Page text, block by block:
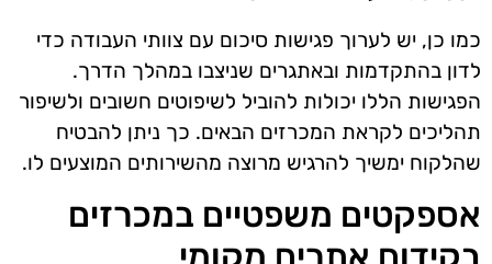
כמו כן, יש לערוך פגישות סיכום עם צוותי העבודה כדי
לדון בהתקדמות ובאתגרים שניצבו במהלך הדרך.
הפגישות הללו יכולות להוביל לשיפוטים חשובים ולשיפור
תהליכים לקראת המכרזים הבאים. כך ניתן להבטיח
שהלקוח ימשיך להרגיש מרוצה מהשירותים המוצעים לו.
אספקטים משפטיים במכרזים